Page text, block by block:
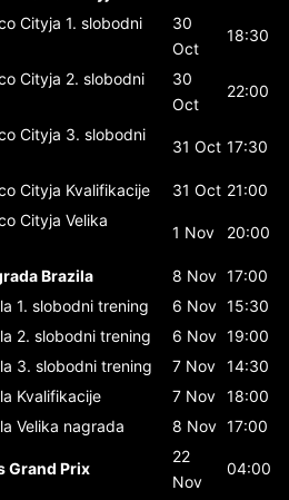
Cityja 1. slobodni
30
Oct
18:30
Cityja 2. slobodni
30
Oct
22:00
Cityja 3. slobodni
31 Oct 17:30
Cityja Kvalifikacije 31 Oct 21:00
Cityja Velika
1 Nov 20:00
Brazila 8 Nov 17:00
1. slobodni trening 6 Nov 15:30
2. slobodni trening 6 Nov 19:00
3. slobodni trening 7 Nov 14:30
Kvalifikacije 7 Nov 18:00
Velika nagrada 8 Nov 17:00
Grand Prix
22
Nov
04:00